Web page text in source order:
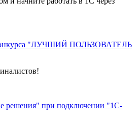
"ЛУЧШИЙ ПОЛЬЗОВАТЕЛЬ
решения" при подключении "1С-